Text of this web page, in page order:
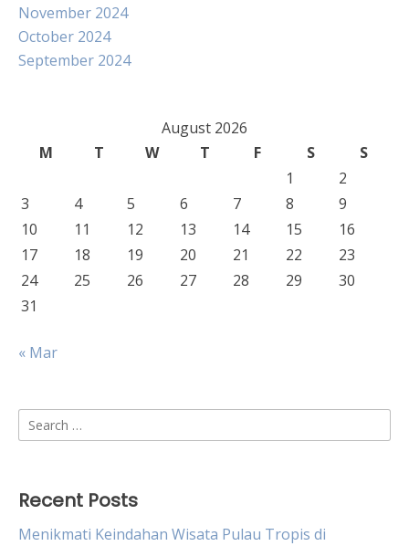
November 2024
October 2024
September 2024
August 2026
M
T W T F S
S
1
2
3
4 5 6 7 8
9
10
11 12 13 14 15
16
17
18 19 20 21 22
23
24
25 26 27 28 29
30
31
« Mar
Search
for:
Recent Posts
Menikmati Keindahan Wisata Pulau Tropis di